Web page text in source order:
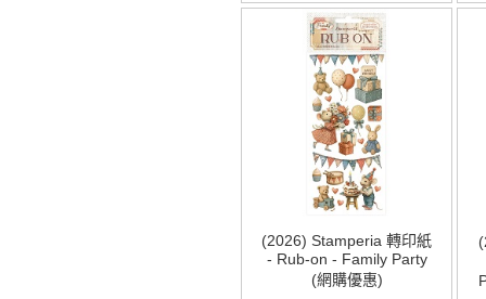
(2026) Stamperia 轉印紙
- Rub-on - Family Party
(網購優惠)